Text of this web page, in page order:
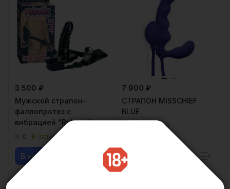
3 500 ₽
Мужской страпон-
фаллопротез с
вибрацией "Robotic"
0 В наличии
В корзину
7 900 ₽
СТРАПОН MISSCHIEF
BLUE
В наличии
В корзину